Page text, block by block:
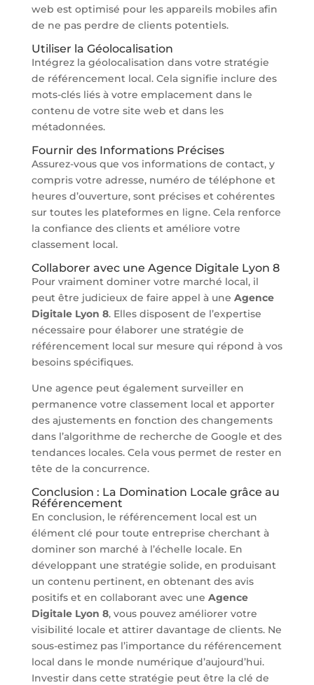
web est optimisé pour les appareils mobiles afin
de ne pas perdre de clients potentiels.
Utiliser la Géolocalisation
Intégrez la géolocalisation dans votre stratégie
de référencement local. Cela signifie inclure des
mots-clés liés à votre emplacement dans le
contenu de votre site web et dans les
métadonnées.
Fournir des Informations Précises
Assurez-vous que vos informations de contact, y
compris votre adresse, numéro de téléphone et
heures d’ouverture, sont précises et cohérentes
sur toutes les plateformes en ligne. Cela renforce
la confiance des clients et améliore votre
classement local.
Collaborer avec une Agence Digitale Lyon 8
Pour vraiment dominer votre marché local, il
peut être judicieux de faire appel à une Agence
Digitale Lyon 8. Elles disposent de l’expertise
nécessaire pour élaborer une stratégie de
référencement local sur mesure qui répond à vos
besoins spécifiques.
Une agence peut également surveiller en
permanence votre classement local et apporter
des ajustements en fonction des changements
dans l’algorithme de recherche de Google et des
tendances locales. Cela vous permet de rester en
tête de la concurrence.
Conclusion : La Domination Locale grâce au
Référencement
En conclusion, le référencement local est un
élément clé pour toute entreprise cherchant à
dominer son marché à l’échelle locale. En
développant une stratégie solide, en produisant
un contenu pertinent, en obtenant des avis
positifs et en collaborant avec une Agence
Digitale Lyon 8, vous pouvez améliorer votre
visibilité locale et attirer davantage de clients. Ne
sous-estimez pas l’importance du référencement
local dans le monde numérique d’aujourd’hui.
Investir dans cette stratégie peut être la clé de